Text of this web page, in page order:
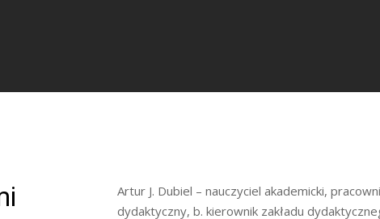
Artur J. Dubiel – nauczyciel akademicki,
dydaktyczny, b. kierownik zakładu